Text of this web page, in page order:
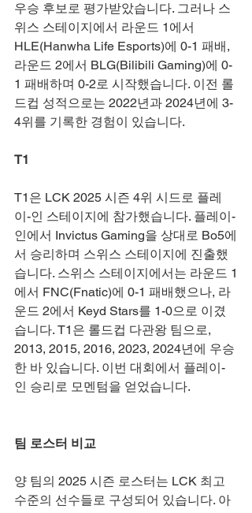
우승 후보로 평가받았습니다. 그러나 스
위스 스테이지에서 라운드 1에서
HLE(Hanwha Life Esports)에 0-1 패배,
라운드 2에서 BLG(Bilibili Gaming)에 0-
1 패배하며 0-2로 시작했습니다. 이전 롤
드컵 성적으로는 2022년과 2024년에 3-
4위를 기록한 경험이 있습니다.
T1
T1은 LCK 2025 시즌 4위 시드로 플레
이-인 스테이지에 참가했습니다. 플레이-
인에서 Invictus Gaming을 상대로 Bo5에
서 승리하며 스위스 스테이지에 진출했
습니다. 스위스 스테이지에서는 라운드 1
에서 FNC(Fnatic)에 0-1 패배했으나, 라
운드 2에서 Keyd Stars를 1-0으로 이겼
습니다. T1은 롤드컵 다관왕 팀으로,
2013, 2015, 2016, 2023, 2024년에 우승
한 바 있습니다. 이번 대회에서 플레이-
인 승리로 모멘텀을 얻었습니다.
팀 로스터 비교
양 팀의 2025 시즌 로스터는 LCK 최고
수준의 선수들로 구성되어 있습니다. 아